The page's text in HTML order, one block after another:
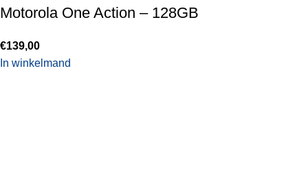
Motorola One Action – 128GB
€139,00
In winkelmand